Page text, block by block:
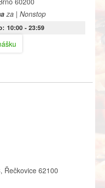
za | Nonstop
10:00- 23:59
Řečkovice 62100